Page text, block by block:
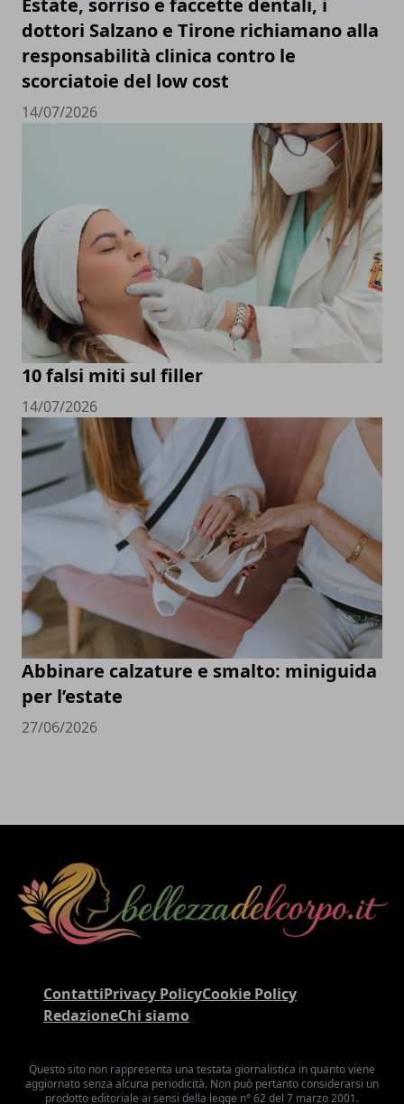
dottori Salzano e Tirone richiamano alla
responsabilità clinica contro le
scorciatoie del low cost
14/07/2026
10 falsi miti sul filler
14/07/2026
Abbinare calzature e smalto: miniguida
per l’estate
27/06/2026
ContattiPrivacy PolicyCookie Policy
RedazioneChi siamo
Questo sito non rappresenta una testata giornalistica in quanto viene
aggiornato senza alcuna periodicità. Non può pertanto considerarsi un
prodotto editoriale ai sensi della legge n° 62 del 7 marzo 2001.